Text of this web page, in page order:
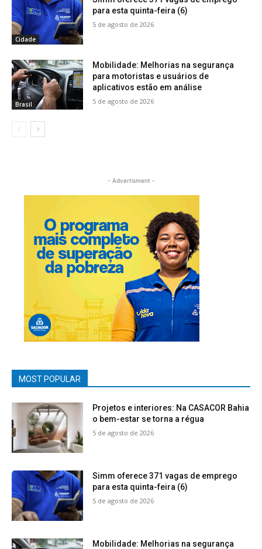
Cidade
para esta quinta-feira (6)
5 de agosto de 2026
Brasil
Mobilidade: Melhorias na segurança
para motoristas e usuários de
aplicativos estão em análise
5 de agosto de 2026
- Advertisment -
MOST POPULAR
Projetos e interiores: Na CASACOR Bahia
o bem-estar se torna a régua
5 de agosto de 2026
Simm oferece 371 vagas de emprego
para esta quinta-feira (6)
5 de agosto de 2026
Mobilidade: Melhorias na segurança